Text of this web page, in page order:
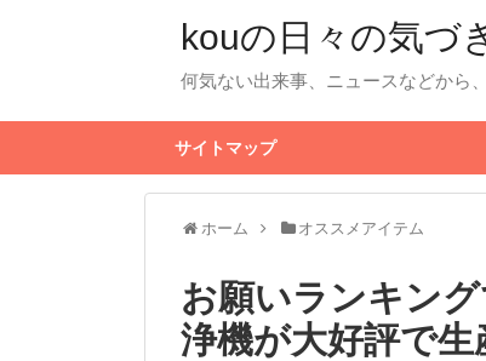
kouの日々の気づ
何気ない出来事、ニュースなどから
サイトマップ
ホーム オススメアイテム
お願いランキン
浄機が大好評で生